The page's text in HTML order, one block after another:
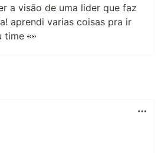
a visão de uma lider que faz
aprendi varias coisas pra ir
time 👀